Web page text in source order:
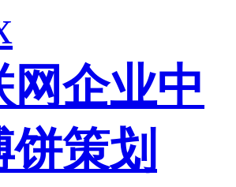
网企业中
策划